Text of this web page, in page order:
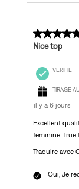
5 sur 5
Nice top
VÉRIFIÉ
TIRAGE
il y a 6 jours
Excellent
feminine. True
Traduire avec
Oui, Je